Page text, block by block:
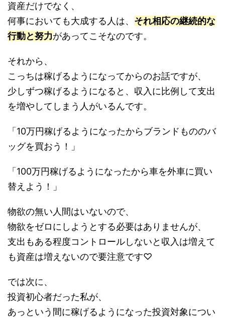
資産だけでなく、
何事においても大成する人は、 それ相応の継続的な
行動と努力があってこそなのです。
それから、
こっちは稼げるようになってからのお話ですが、
少しずつ稼げるようになると、収入に比例して支出
を増やしてしまう人がいるんです。
「10万円稼げるようになったからブランドもののバ
ッグを買おう！」
「100万円稼げるようになったから車を外車に買い
替えよう！」
物欲の無い人間はいないので、
物欲をゼロにしようとする必要はありませんが、
支出もある程度コントロールしないと収入は増えて
も資産は増えないので要注意です♡
では次に、
投資初心者だった私が、
あっという間に稼げるようになった投資対象につい